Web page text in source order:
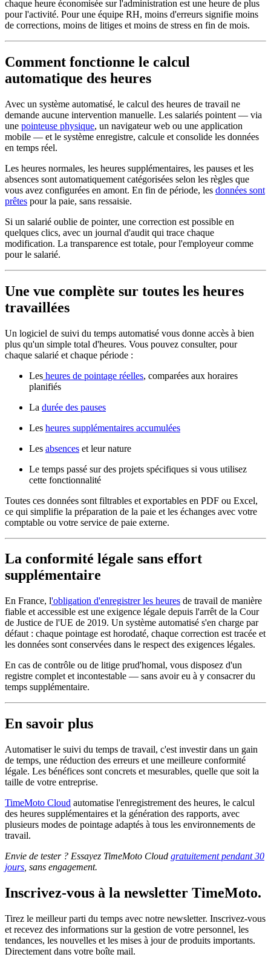
chaque heure économisée sur l'administration est une heure de plus
pour l'activité. Pour une équipe RH, moins d'erreurs signifie moins
de corrections, moins de litiges et moins de stress en fin de mois.
Comment fonctionne le calcul
automatique des heures
Avec un système automatisé, le calcul des heures de travail ne
demande aucune intervention manuelle. Les salariés pointent — via
une pointeuse physique, un navigateur web ou une application
mobile — et le système enregistre, calcule et consolide les données
en temps réel.
Les heures normales, les heures supplémentaires, les pauses et les
absences sont automatiquement catégorisées selon les règles que
vous avez configurées en amont. En fin de période, les données sont
prêtes pour la paie, sans ressaisie.
Si un salarié oublie de pointer, une correction est possible en
quelques clics, avec un journal d'audit qui trace chaque
modification. La transparence est totale, pour l'employeur comme
pour le salarié.
Une vue complète sur toutes les heures
travaillées
Un logiciel de suivi du temps automatisé vous donne accès à bien
plus qu'un simple total d'heures. Vous pouvez consulter, pour
chaque salarié et chaque période :
Les heures de pointage réelles, comparées aux horaires
planifiés
La durée des pauses
Les heures supplémentaires accumulées
Les absences et leur nature
Le temps passé sur des projets spécifiques si vous utilisez
cette fonctionnalité
Toutes ces données sont filtrables et exportables en PDF ou Excel,
ce qui simplifie la préparation de la paie et les échanges avec votre
comptable ou votre service de paie externe.
La conformité légale sans effort
supplémentaire
En France, l'obligation d'enregistrer les heures de travail de manière
fiable et accessible est une exigence légale depuis l'arrêt de la Cour
de Justice de l'UE de 2019. Un système automatisé s'en charge par
défaut : chaque pointage est horodaté, chaque correction est tracée et
les données sont conservées dans le respect des exigences légales.
En cas de contrôle ou de litige prud'homal, vous disposez d'un
registre complet et incontestable — sans avoir eu à y consacrer du
temps supplémentaire.
En savoir plus
Automatiser le suivi du temps de travail, c'est investir dans un gain
de temps, une réduction des erreurs et une meilleure conformité
légale. Les bénéfices sont concrets et mesurables, quelle que soit la
taille de votre entreprise.
TimeMoto Cloud automatise l'enregistrement des heures, le calcul
des heures supplémentaires et la génération des rapports, avec
plusieurs modes de pointage adaptés à tous les environnements de
travail.
Envie de tester ? Essayez TimeMoto Cloud gratuitement pendant 30
jours , sans engagement.
Inscrivez-vous à la newsletter TimeMoto.
Tirez le meilleur parti du temps avec notre newsletter. Inscrivez-vous
et recevez des informations sur la gestion de votre personnel, les
tendances, les nouvelles et les mises à jour de produits importants.
Directement dans votre boîte mail.